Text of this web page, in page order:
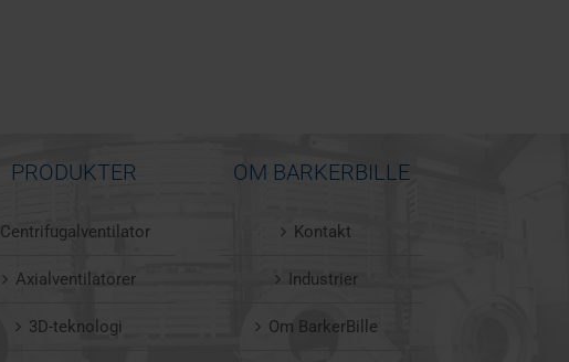
PRODUKTER
Centrifugalventilator
Axialventilatorer
3D-teknologi
OM BARKERBILLE
Kontakt
Industrier
Om BarkerBille